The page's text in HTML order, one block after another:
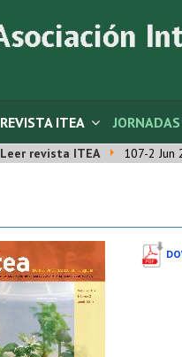
REVISTA ITEA
Leer revista ITEA 107-2 Jun